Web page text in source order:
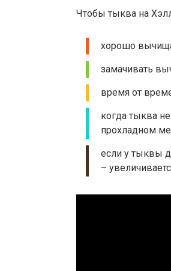
Чтобы тыква на
хорошо
замачивать
время от
когда тыква
прохладном
если у тыквы
–